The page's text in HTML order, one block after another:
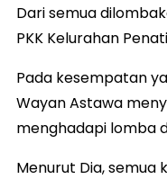
Dari semua
PKK Kelurahan
Pada kesempatan
Wayan Astawa
menghadapi lomba
Menurut Dia, semua